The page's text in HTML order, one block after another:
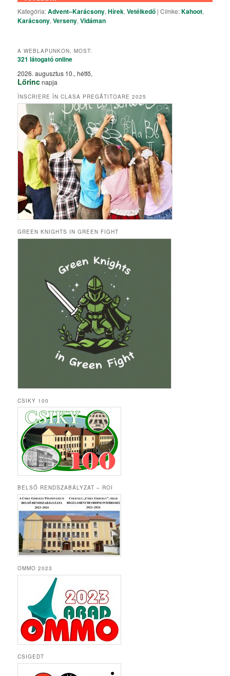
Kategória:Advent–Karácsony,Hírek,Vetélkedő |Címke:Kahoot,
Karácsony,Verseny,Vidáman
A WEBLAPUNKON, MOST:
321 látogatóonline
2026. augusztus 10., hétfő,
Lőrincnapja
ÎNSCRIERE ÎN CLASA PREGĂTITOARE 2025
GREEN KNIGHTS IN GREEN FIGHT
CSIKY 100
BELSŐ RENDSZABÁLYZAT – ROI
OMMO 2023
CSIGEDT